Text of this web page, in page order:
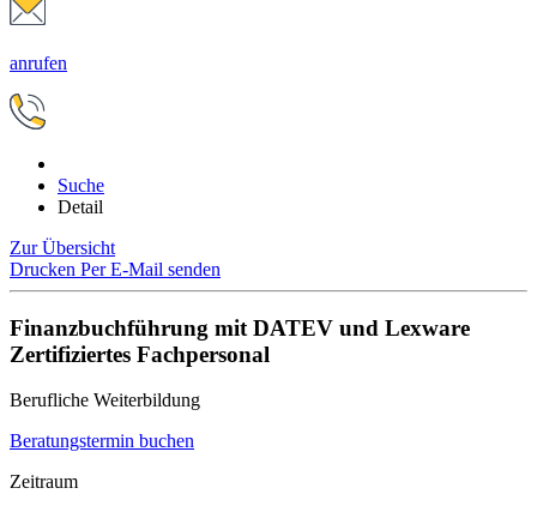
anrufen
Suche
Detail
Zur Übersicht
Drucken Per E-Mail senden
Finanzbuchführung mit DATEV und Lexware
Zertifiziertes Fachpersonal
Berufliche Weiterbildung
Beratungstermin buchen
Zeitraum